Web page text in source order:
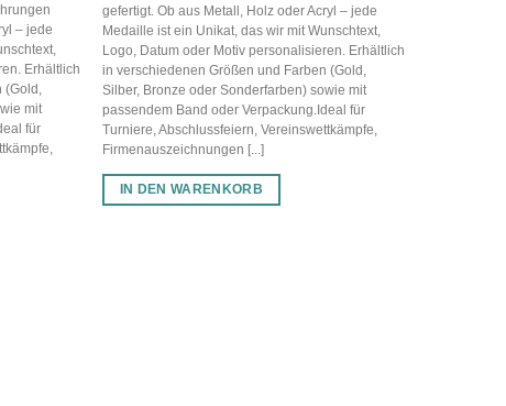
– jede
Erhältlich
mit
für
gefertigt. Ob aus Metall, Holz oder Acryl – jede
Medaille ist ein Unikat, das wir mit Wunschtext,
Logo, Datum oder Motiv personalisieren. Erhältlich
in verschiedenen Größen und Farben (Gold,
Silber, Bronze oder Sonderfarben) sowie mit
passendem Band oder Verpackung.Ideal für
Turniere, Abschlussfeiern, Vereinswettkämpfe,
Firmenauszeichnungen [...]
IN DEN WARENKORB